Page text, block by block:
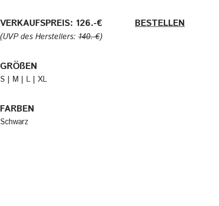
VERKAUFSPREIS: 126.-€ BESTELLEN
(UVP des Herstellers: 140.-€)
GRÖßEN
S | M | L | XL
FARBEN
Schwarz